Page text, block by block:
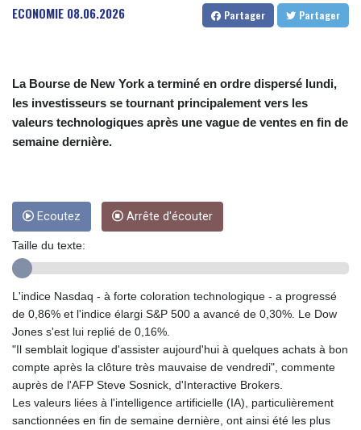
CNY 6.747604
CNH 6.743285
CRC 453.228387
CUC 1
CUP 26.5
ERN 15
ETB 160.923669
EUR 0.86495
FJD 2.20855
GBP 0.742583
GEL 2.610391
GGP 0.74148
GHS 11.700039
GIP 0.74148
ECONOMIE 08.06.2026 Partager Partager
La Bourse de New York a terminé en ordre dispersé lundi,
les investisseurs se tournant principalement vers les
valeurs technologiques après une vague de ventes en fin de
semaine dernière.
Ecoutez Arrête d'écouter
Taille du texte:
L'indice Nasdaq - à forte coloration technologique - a progressé
de 0,86% et l'indice élargi S&P 500 a avancé de 0,30%. Le Dow
Jones s'est lui replié de 0,16%.
"Il semblait logique d'assister aujourd'hui à quelques achats à bon
compte après la clôture très mauvaise de vendredi", commente
auprès de l'AFP Steve Sosnick, d'Interactive Brokers.
Les valeurs liées à l'intelligence artificielle (IA), particulièrement
sanctionnées en fin de semaine dernière, ont ainsi été les plus